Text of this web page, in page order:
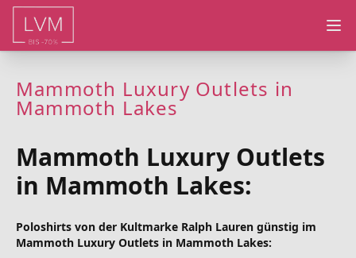
Mammoth Luxury Outlets in
Mammoth Lakes
Mammoth Luxury Outlets
in Mammoth Lakes:
Poloshirts von der Kultmarke Ralph Lauren günstig im
Mammoth Luxury Outlets in Mammoth Lakes: